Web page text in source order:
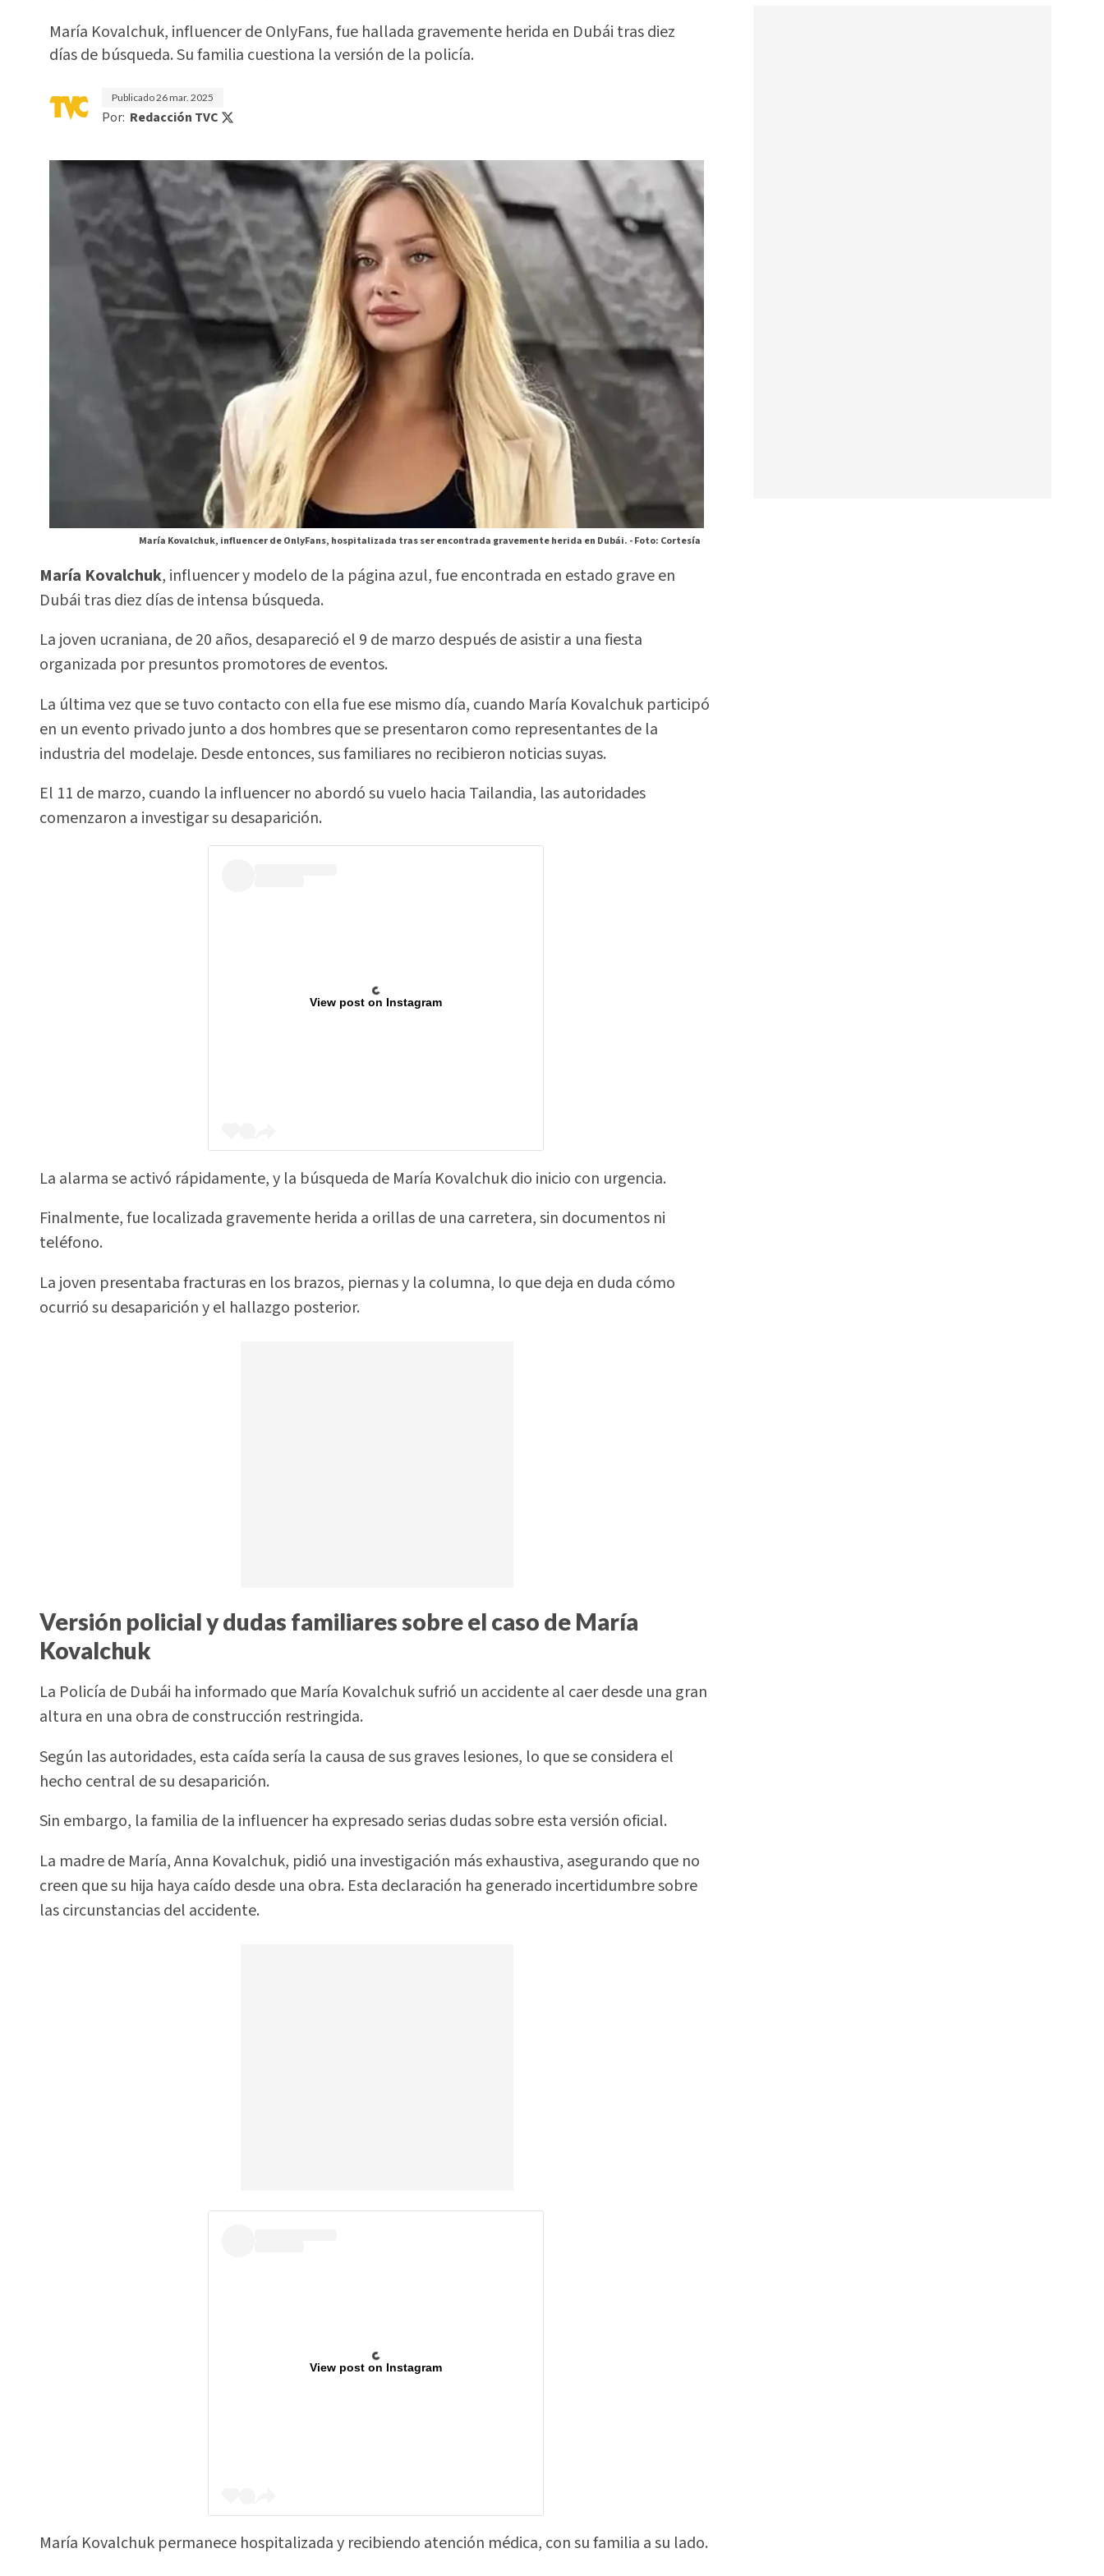
María Kovalchuk, influencer de OnlyFans, fue hallada gravemente herida en Dubái tras diez
días de búsqueda. Su familia cuestiona la versión de la policía.
Publicado26 mar. 2025
Por: Redacción TVC
María Kovalchuk, influencer de OnlyFans, hospitalizada tras ser encontrada gravemente herida en Dubái. -Foto: Cortesía
María Kovalchuk, influencer y modelo de la página azul, fue encontrada en estado grave en
Dubái tras diez días de intensa búsqueda.
La joven ucraniana, de 20 años, desapareció el 9 de marzo después de asistir a una fiesta
organizada por presuntos promotores de eventos.
La última vez que se tuvo contacto con ella fue ese mismo día, cuando María Kovalchuk participó
en un evento privado junto a dos hombres que se presentaron como representantes de la
industria del modelaje. Desde entonces, sus familiares no recibieron noticias suyas.
El 11 de marzo, cuando la influencer no abordó su vuelo hacia Tailandia, las autoridades
comenzaron a investigar su desaparición.
View post on Instagram
La alarma se activó rápidamente, y la búsqueda de María Kovalchuk dio inicio con urgencia.
Finalmente, fue localizada gravemente herida a orillas de una carretera, sin documentos ni
teléfono.
La joven presentaba fracturas en los brazos, piernas y la columna, lo que deja en duda cómo
ocurrió su desaparición y el hallazgo posterior.
Versión policial y dudas familiares sobre el caso de María
Kovalchuk
La Policía de Dubái ha informado que María Kovalchuk sufrió un accidente al caer desde una gran
altura en una obra de construcción restringida.
Según las autoridades, esta caída sería la causa de sus graves lesiones, lo que se considera el
hecho central de su desaparición.
Sin embargo, la familia de la influencer ha expresado serias dudas sobre esta versión oficial.
La madre de María, Anna Kovalchuk, pidió una investigación más exhaustiva, asegurando que no
creen que su hija haya caído desde una obra. Esta declaración ha generado incertidumbre sobre
las circunstancias del accidente.
View post on Instagram
María Kovalchuk permanece hospitalizada y recibiendo atención médica, con su familia a su lado.